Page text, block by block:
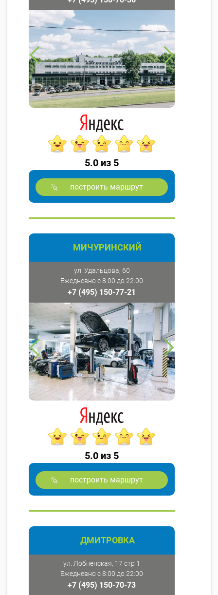
5.0 из 5
построить маршрут
МИЧУРИНСКИЙ
ул. Удальцова, 60
Ежедневно с 8:00 до 22:00
+7 (495) 150-77-21
5.0 из 5
построить маршрут
ДМИТРОВКА
ул. Лобненская, 17 стр 1
Ежедневно с 8:00 до 22:00
+7 (495) 150-70-73